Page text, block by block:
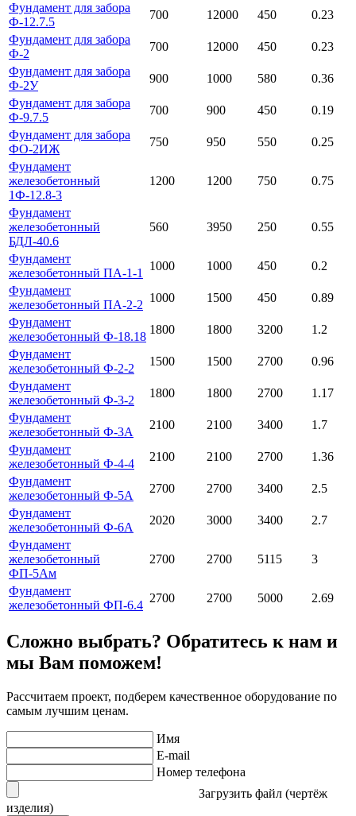
Фундамент для забора
Ф-12.7.5
700 12000 450
0.23
Фундамент для забора
Ф-2
700 12000 450
0.23
Фундамент для забора
Ф-2У
900 1000 580
0.36
Фундамент для забора
Ф-9.7.5
700 900 450
0.19
Фундамент для забора
ФО-2ИЖ
750 950 550
0.25
Фундамент
железобетонный
1Ф-12.8-3
1200 1200 750 0.75
Фундамент
железобетонный
БДЛ-40.6
560 3950 250 0.55
Фундамент
железобетонный ПА-1-1
1000 1000 450
0.2
Фундамент
железобетонный ПА-2-2
1000 1500 450
0.89
Фундамент
железобетонный Ф-18.18
1800 1800 3200
1.2
Фундамент
железобетонный Ф-2-2
1500 1500 2700
0.96
Фундамент
железобетонный Ф-3-2
1800 1800 2700
1.17
Фундамент
железобетонный Ф-3А
2100 2100 3400
1.7
Фундамент
железобетонный Ф-4-4
2100 2100 2700
1.36
Фундамент
железобетонный Ф-5А
2700 2700 3400
2.5
Фундамент
железобетонный Ф-6А
2020 3000 3400
2.7
Фундамент
железобетонный
ФП-5Ам
2700 2700 5115 3
Фундамент
железобетонный ФП-6.4
2700 2700 5000 2.69
Сложно выбрать? Обратитесь к нам и
мы Вам поможем!
Рассчитаем проект, подберем качественное оборудование по
самым лучшим ценам.
Имя
E-mail
Номер телефона
Загрузить файл (чертёж
изделия)